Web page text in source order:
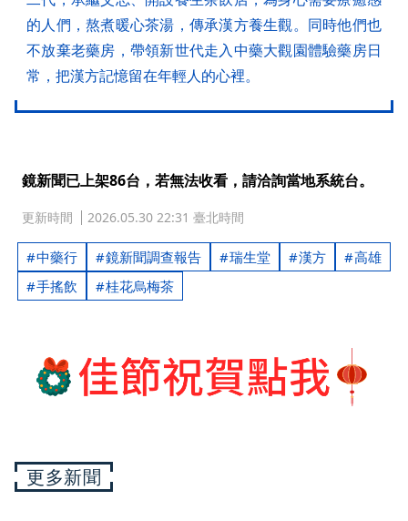
的人們，熬煮暖心茶湯，傳承漢方養生觀。同時他們也
不放棄老藥房，帶領新世代走入中藥大觀園體驗藥房日
常，把漢方記憶留在年輕人的心裡。
鏡新聞已上架86台，若無法收看，請洽詢當地系統台。
更新時間 2026.05.30 22:31 臺北時間
中藥行 鏡新聞調查報告 瑞生堂 漢方
高雄
手搖飲
桂花烏梅茶
更多新聞